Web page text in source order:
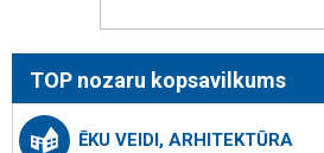
TOP nozaru kopsavilkums
ĒKU VEIDI, ARHITEKTŪRA